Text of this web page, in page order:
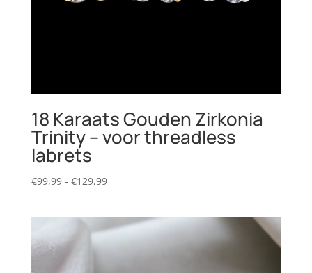
18 Karaats Gouden Zirkonia
Trinity – voor threadless
labrets
€99,99 - €129,99Prijsklasse:
€129,99